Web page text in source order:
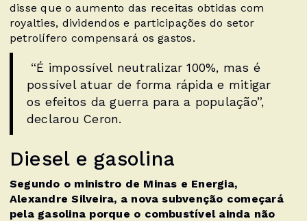
disse que o aumento das receitas obtidas com
royalties, dividendos e participações do setor
petrolífero compensará os gastos.
“É impossível neutralizar 100%, mas é
possível atuar de forma rápida e mitigar
os efeitos da guerra para a população”,
declarou Ceron.
Diesel e gasolina
Segundo o ministro de Minas e Energia,
Alexandre Silveira, a nova subvenção começará
pela gasolina porque o combustível ainda não